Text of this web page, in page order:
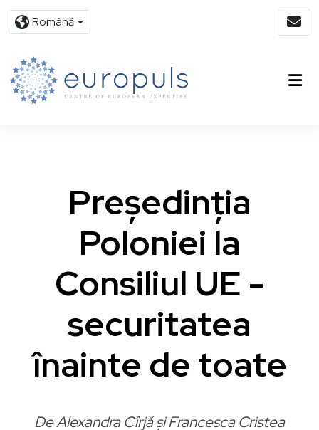
Română
Președinția
Poloniei la
Consiliul UE -
securitatea
înainte de toate
De Alexandra Cîrjă și Francesca Cristea